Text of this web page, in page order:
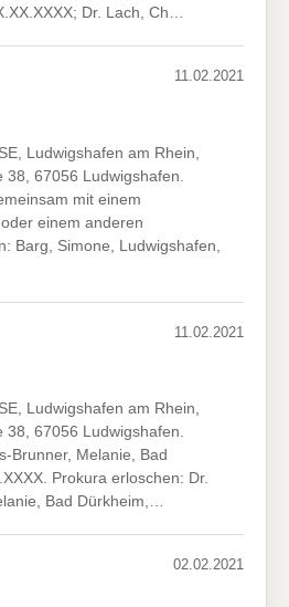
Dr. Lach, Ch…
11.02.2021
Ludwigshafen am Rhein,
67056 Ludwigshafen.
mit einem
einem anderen
Barg, Simone, Ludwigshafen,
11.02.2021
Ludwigshafen am Rhein,
67056 Ludwigshafen.
Brunner, Melanie, Bad
Prokura erloschen: Dr.
Bad Dürkheim,…
02.02.2021